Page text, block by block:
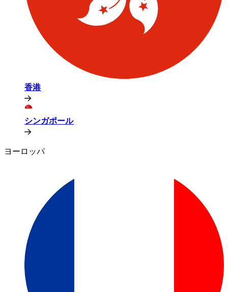
香港​​
シンガポール​​
ヨーロッパ​​